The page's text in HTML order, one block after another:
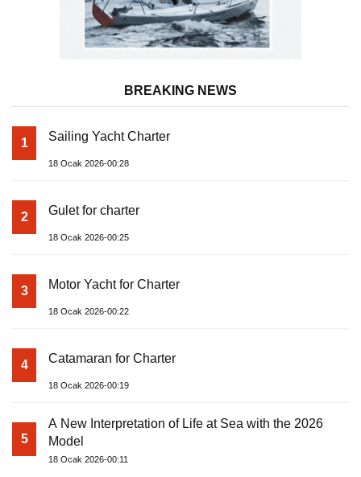
BREAKING NEWS
1 Sailing Yacht Charter
18 Ocak 2026-00:28
2 Gulet for charter
18 Ocak 2026-00:25
3 Motor Yacht for Charter
18 Ocak 2026-00:22
4 Catamaran for Charter
18 Ocak 2026-00:19
5
A New Interpretation of Life at Sea with the 2026
Model
18 Ocak 2026-00:11